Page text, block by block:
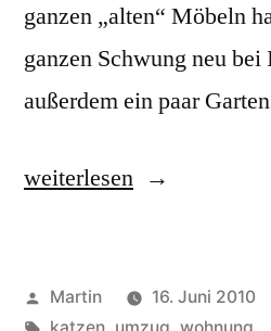
ganzen „alten“ Möbeln
ganzen Schwung neu bei
außerdem ein paar
„Eingezogen“
weiterlesen
Veröffentlicht
von
Martin 16. Juni 2010
Schlagwörter: